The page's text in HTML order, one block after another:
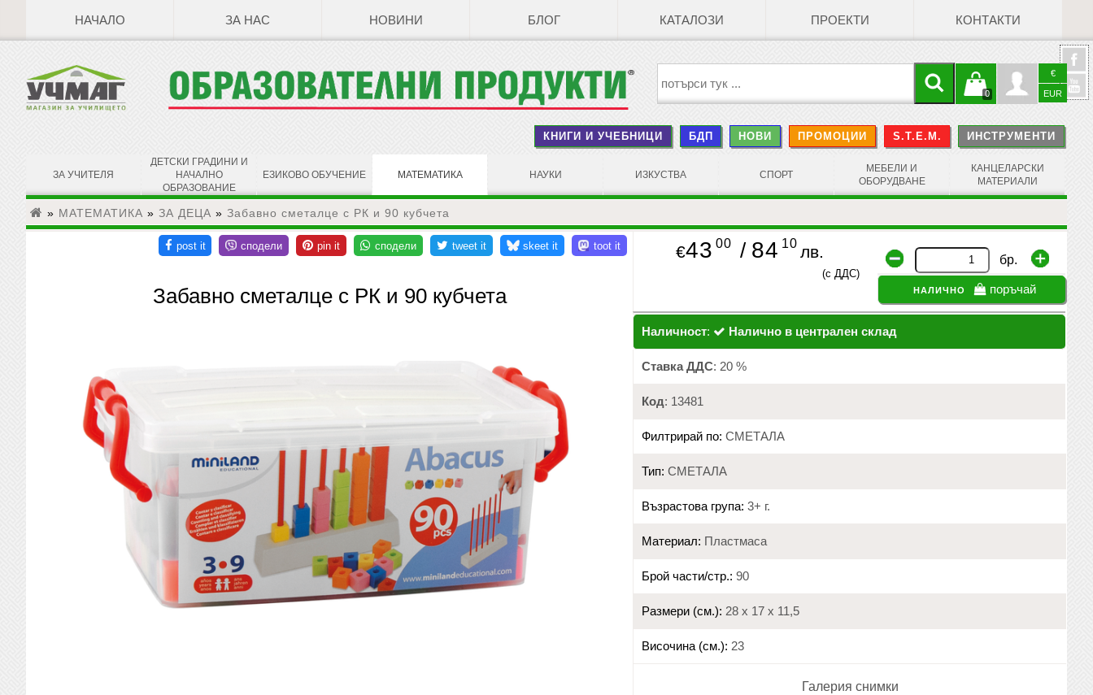
НАЧАЛО ЗА НАС НОВИНИ БЛОГ КАТАЛОЗИ ПРОЕКТИ КОНТАКТИ
€
EUR
Профил
0
Кошницата
е празна
КНИГИ И УЧЕБНИЦИ БДП НОВИ ПРОМОЦИИ S.T.E.M. ИНСТРУМЕНТИ
ЗА УЧИТЕЛЯ
ДЕТСКИ ГРАДИНИ И
НАЧАЛНО
ОБРАЗОВАНИЕ
ЕЗИКОВО ОБУЧЕНИЕ МАТЕМАТИКА НАУКИ ИЗКУСТВА СПОРТ
МЕБЕЛИ И
ОБОРУДВАНЕ
КАНЦЕЛАРСКИ
МАТЕРИАЛИ
» МАТЕМАТИКА » ЗА ДЕЦА » Забавно сметалце с РК и 90 кубчета
Забавно сметалце с РК и 90 кубчета
€43 00 / 84 10 лв.
(с ДДС)
бр.
налично поръчай
Наличност: Налично в централен склад
Ставка ДДС: 20 %
Код: 13481
Филтрирай по: СМЕТАЛА
Тип: СМЕТАЛА
Възрастова група: 3+ г.
Материал: Пластмаса
Брой части/стр.: 90
Размери (см.): 28 х 17 х 11,5
Височина (см.): 23
Галерия снимки